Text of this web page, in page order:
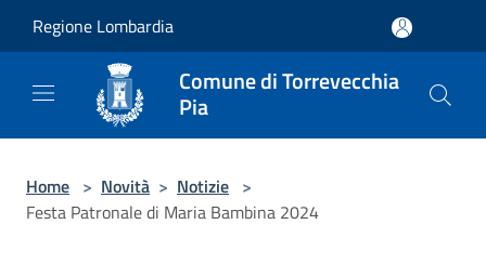
Regione Lombardia
Comune di Torrevecchia
Pia
Home > Novità > Notizie >
Festa Patronale di Maria Bambina 2024